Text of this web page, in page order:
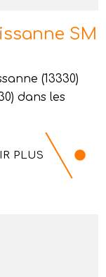
SM
(13330)
dans les
PLUS